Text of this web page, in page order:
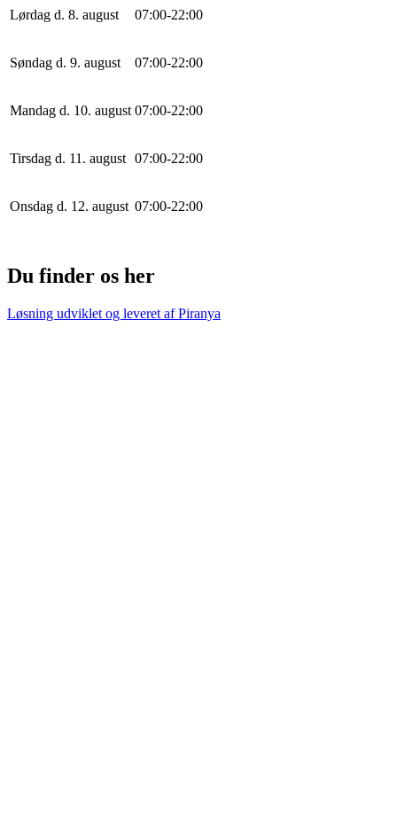
Lørdag d. 8. august 07:00-22:00
Søndag d. 9. august 07:00-22:00
Mandag d. 10. august 07:00-22:00
Tirsdag d. 11. august 07:00-22:00
Onsdag d. 12. august 07:00-22:00
Du finder os her
Løsning udviklet og leveret afPiranya